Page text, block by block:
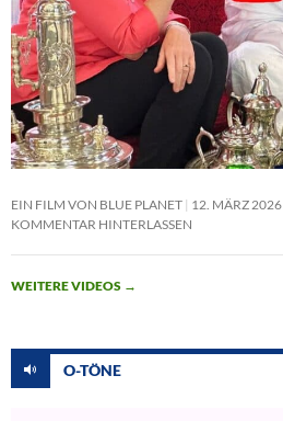
EIN FILM VON BLUE PLANET 12. MÄRZ 2026
KOMMENTAR HINTERLASSEN
WEITERE VIDEOS →
O-TÖNE